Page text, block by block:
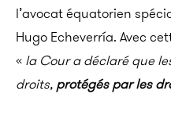
l’avocat équatorien
Hugo Echeverría. Avec
« la Cour a déclaré que
droits, protégés par les